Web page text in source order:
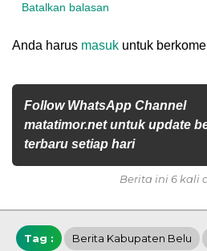
Batalkan balasan
Anda harus masuk untuk
Follow WhatsApp Channel
matatimor.net untuk update
terbaru setiap hari
Berita ini 6 kali
Tag : Berita Kabupaten Belu